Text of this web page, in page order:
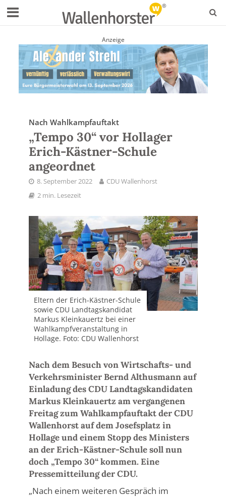
Anzeige
Nach Wahlkampfauftakt
„Tempo 30“ vor Hollager
Erich-Kästner-Schule
angeordnet
8. September 2022
CDU Wallenhorst
2 min. Lesezeit
Eltern der Erich-Kästner-Schule
sowie CDU Landtagskandidat
Markus Kleinkauertz bei einer
Wahlkampfveranstaltung in
Hollage. Foto: CDU Wallenhorst
Nach dem Besuch von Wirtschafts- und
Verkehrsminister Bernd Althusmann auf
Einladung des CDU Landtagskandidaten
Markus Kleinkauertz am vergangenen
Freitag zum Wahlkampfauftakt der CDU
Wallenhorst auf dem Josefsplatz in
Hollage und einem Stopp des Ministers
an der Erich-Kästner-Schule soll nun
doch „Tempo 30“ kommen. Eine
Pressemitteilung der CDU.
„Nach einem weiteren Gespräch im